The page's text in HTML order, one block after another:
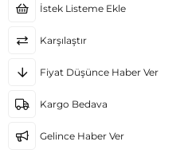
İstek Listeme Ekle
Karşılaştır
Fiyat Düşünce Haber Ver
Kargo Bedava
Gelince Haber Ver